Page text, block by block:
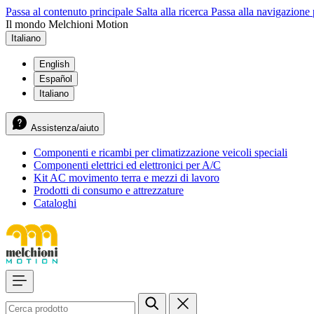
Passa al contenuto principale Salta alla ricerca Passa alla
Il mondo Melchioni Motion
Italiano
English
Español
Italiano
Assistenza/aiuto
Componenti e ricambi per climatizzazione veicoli speciali
Componenti elettrici ed elettronici per A/C
Kit AC movimento terra e mezzi di lavoro
Prodotti di consumo e attrezzature
Cataloghi